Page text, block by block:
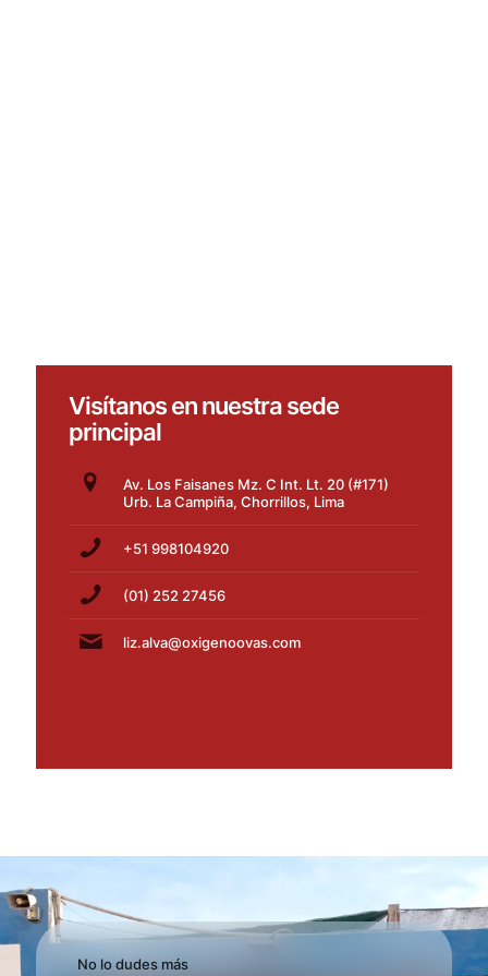
Visítanos en nuestra sede
principal
Av. Los Faisanes Mz. C Int. Lt. 20 (#171)
Urb. La Campiña, Chorrillos, Lima
+51 998104920
(01) 252 27456
liz.alva@oxigenoovas.com
No lo dudes más